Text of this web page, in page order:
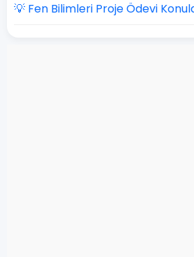
💡 Fen Bilimleri Proje Ödevi